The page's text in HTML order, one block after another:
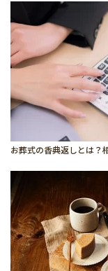
お葬式の香典返しとは？